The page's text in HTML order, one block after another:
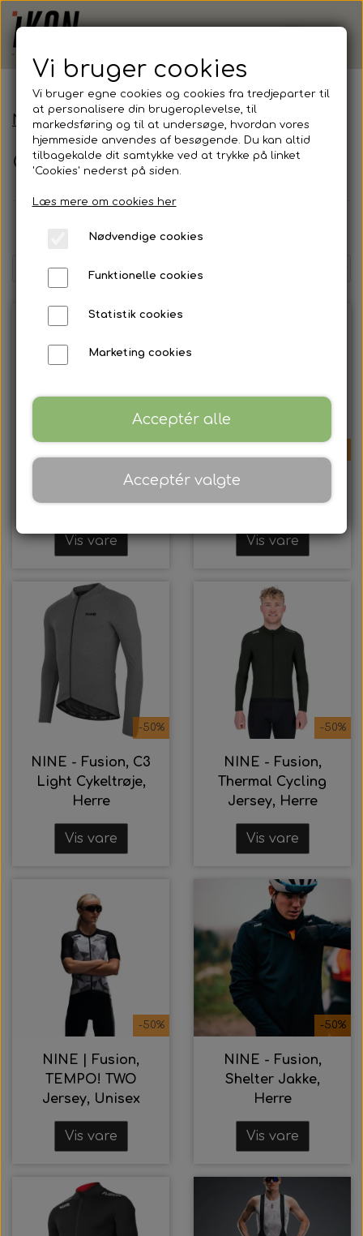
Nine CYKELTØJ
CYKELTØJ
NINE - Fusion, S1
Vest, Unisex
Vis vare
NINE - Fusion, C3
Cykeltrøje, Herre
Vis vare
-50%
NINE - Fusion, C3
Light Cykeltrøje,
Herre
Vis vare
-50%
NINE - Fusion,
Thermal Cycling
Jersey, Herre
Vis vare
-50%
NINE | Fusion,
TEMPO! TWO
Jersey, Unisex
Vis vare
-50%
NINE - Fusion,
Shelter Jakke,
Herre
Vis vare
Vi bruger cookies
Vi bruger egne cookies og cookies fra tredjeparter til
at personalisere din brugeroplevelse, til
markedsføring og til at undersøge, hvordan vores
hjemmeside anvendes af besøgende. Du kan altid
tilbagekalde dit samtykke ved at trykke på linket
'Cookies' nederst på siden.
Læs mere om cookies her
Nødvendige cookies
Funktionelle cookies
Statistik cookies
Marketing cookies
Acceptér alle
Acceptér valgte